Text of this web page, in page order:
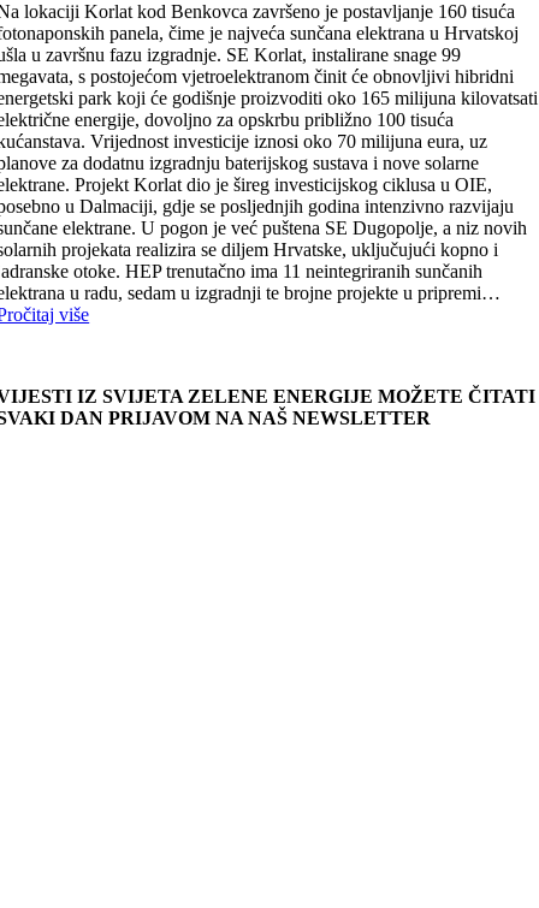
lokaciji Korlat kod Benkovca završeno je postavljanje 160 tisuća
panela, čime je najveća sunčana elektrana u Hrvatskoj
u završnu fazu izgradnje. SE Korlat, instalirane snage 99
s postojećom vjetroelektranom činit će obnovljivi hibridni
park koji će godišnje proizvoditi oko 165 milijuna kilovatsati
energije, dovoljno za opskrbu približno 100 tisuća
Vrijednost investicije iznosi oko 70 milijuna eura, uz
za dodatnu izgradnju baterijskog sustava i nove solarne
Projekt Korlat dio je šireg investicijskog ciklusa u OIE,
u Dalmaciji, gdje se posljednjih godina intenzivno razvijaju
elektrane. U pogon je već puštena SE Dugopolje, a niz novih
projekata realizira se diljem Hrvatske, uključujući kopno i
otoke. HEP trenutačno ima 11 neintegriranih sunčanih
u radu, sedam u izgradnji te brojne projekte u pripremi…
više
IZ SVIJETA ZELENE ENERGIJE MOŽETE ČITATI
DAN PRIJAVOM NA NAŠ NEWSLETTER